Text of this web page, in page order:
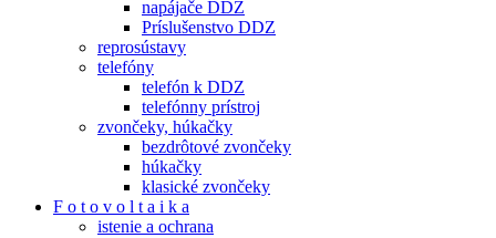
napájače DDZ
Príslušenstvo DDZ
reprosústavy
telefóny
telefón k DDZ
telefónny prístroj
zvončeky, húkačky
bezdrôtové zvončeky
húkačky
klasické zvončeky
F o t o v o l t a i k a
istenie a ochrana